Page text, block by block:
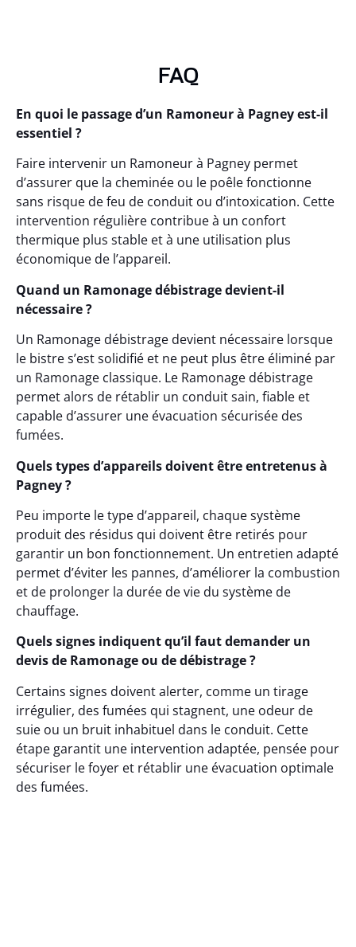
FAQ
En quoi le passage d’un Ramoneur à Pagney est-il
essentiel ?
Faire intervenir un Ramoneur à Pagney permet
d’assurer que la cheminée ou le poêle fonctionne
sans risque de feu de conduit ou d’intoxication. Cette
intervention régulière contribue à un confort
thermique plus stable et à une utilisation plus
économique de l’appareil.
Quand un Ramonage débistrage devient-il
nécessaire ?
Un Ramonage débistrage devient nécessaire lorsque
le bistre s’est solidifié et ne peut plus être éliminé par
un Ramonage classique. Le Ramonage débistrage
permet alors de rétablir un conduit sain, fiable et
capable d’assurer une évacuation sécurisée des
fumées.
Quels types d’appareils doivent être entretenus à
Pagney ?
Peu importe le type d’appareil, chaque système
produit des résidus qui doivent être retirés pour
garantir un bon fonctionnement. Un entretien adapté
permet d’éviter les pannes, d’améliorer la combustion
et de prolonger la durée de vie du système de
chauffage.
Quels signes indiquent qu’il faut demander un
devis de Ramonage ou de débistrage ?
Certains signes doivent alerter, comme un tirage
irrégulier, des fumées qui stagnent, une odeur de
suie ou un bruit inhabituel dans le conduit. Cette
étape garantit une intervention adaptée, pensée pour
sécuriser le foyer et rétablir une évacuation optimale
des fumées.